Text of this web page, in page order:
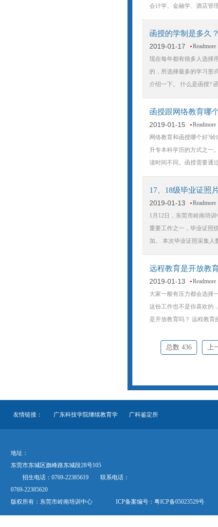
会计学、金融学、酒店管
函授的学制是多久
2019-01-17
Readmore
现在每年都有很多人选择
的，所选择最多的学习形
介绍一下。 什么是函授?
函授跟网络教育哪
2019-01-15
Readmore
网络教育和函授哪个好?
升专本科学历的方式之一
读时间不同。函授需要通
17、18级毕业证照
2019-01-13
Readmore
1月12日，东莞市岭南培
重要工作之一，毕业证照
加。 本次毕业证照采集人
远程教育是开放教
2019-01-13
Readmore
大家一般有压力都会选择
这份工作也不是你喜欢的
是开放教育吗？ 远程教
总数 436 上
友情链接： 广东科技学院继续教育学 广科鉴定所
地址：
东莞市东城区旗峰路东城段28号105
招生电话：0769-22385619 联系电话：
0769-22385620
版权所有：东莞市岭南培训中心 ICP备案编号： 粤ICP备05023529号